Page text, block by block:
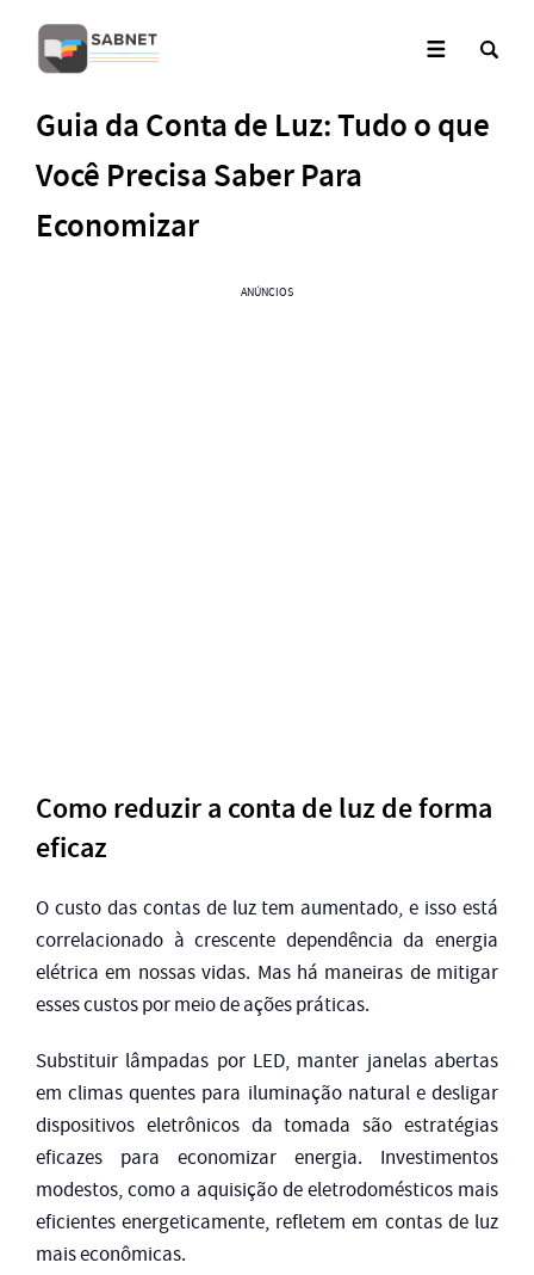
Guia da Conta de Luz: Tudo o que
Você Precisa Saber Para
Economizar
ANÚNCIOS
Como reduzir a conta de luz de forma
eficaz
O custo das contas de luz tem aumentado, e isso está
correlacionado à crescente dependência da energia
elétrica em nossas vidas. Mas há maneiras de mitigar
esses custos por meio de ações práticas.
Substituir lâmpadas por LED, manter janelas abertas
em climas quentes para iluminação natural e desligar
dispositivos eletrônicos da tomada são estratégias
eficazes para economizar energia. Investimentos
modestos, como a aquisição de eletrodomésticos mais
eficientes energeticamente, refletem em contas de luz
mais econômicas.